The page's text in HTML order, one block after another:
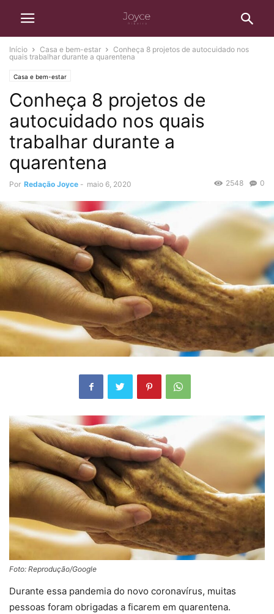
Início Casa e bem-estar
Conheça 8 projetos de autocuidado nos
quais trabalhar durante a quarentena
Casa e bem-estar
Conheça 8 projetos de
autocuidado nos quais
trabalhar durante a
quarentena
Por Redação Joyce - maio 6, 2020 0
2548
Foto: Reprodução/Google
Durante essa pandemia do novo coronavírus, muitas
pessoas foram obrigadas a ficarem em quarentena.